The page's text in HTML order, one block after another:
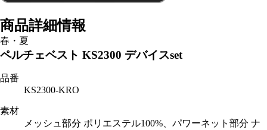
商品詳細情報
春・夏
ペルチェベスト KS2300 デバイスset
品番
KS2300-KRO
素材
メッシュ部分 ポリエステル100%、パワーネット部分 ナ